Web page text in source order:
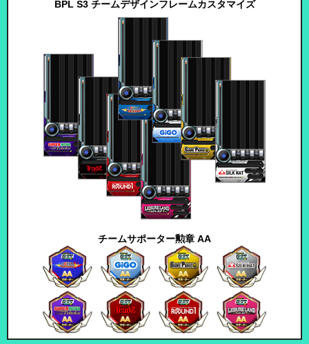
BPL S3 チームデザインフレームカスタマイズ
チームサポーター勲章 AA